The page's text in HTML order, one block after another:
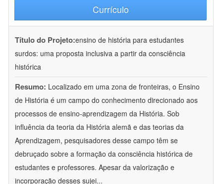
Currículo
Título do Projeto:ensino de história para estudantes
surdos: uma proposta inclusiva a partir da consciência
histórica
Resumo: Localizado em uma zona de fronteiras, o Ensino
de História é um campo do conhecimento direcionado aos
processos de ensino-aprendizagem da História. Sob
influência da teoria da História alemã e das teorias da
Aprendizagem, pesquisadores desse campo têm se
debruçado sobre a formação da consciência histórica de
estudantes e professores. Apesar da valorização e
incorporação desses sujei...